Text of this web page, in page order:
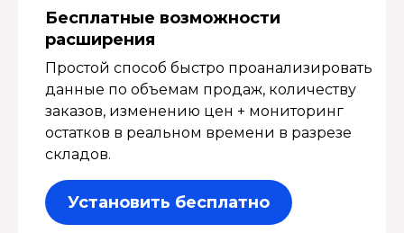
Бесплатные возмож­ности
расширения
Простой способ быстро проанализировать
данные по объемам продаж, количеству
заказов, изменению цен + мониторинг
остатков в реальном времени в разрезе
складов.
Установить бесплатно